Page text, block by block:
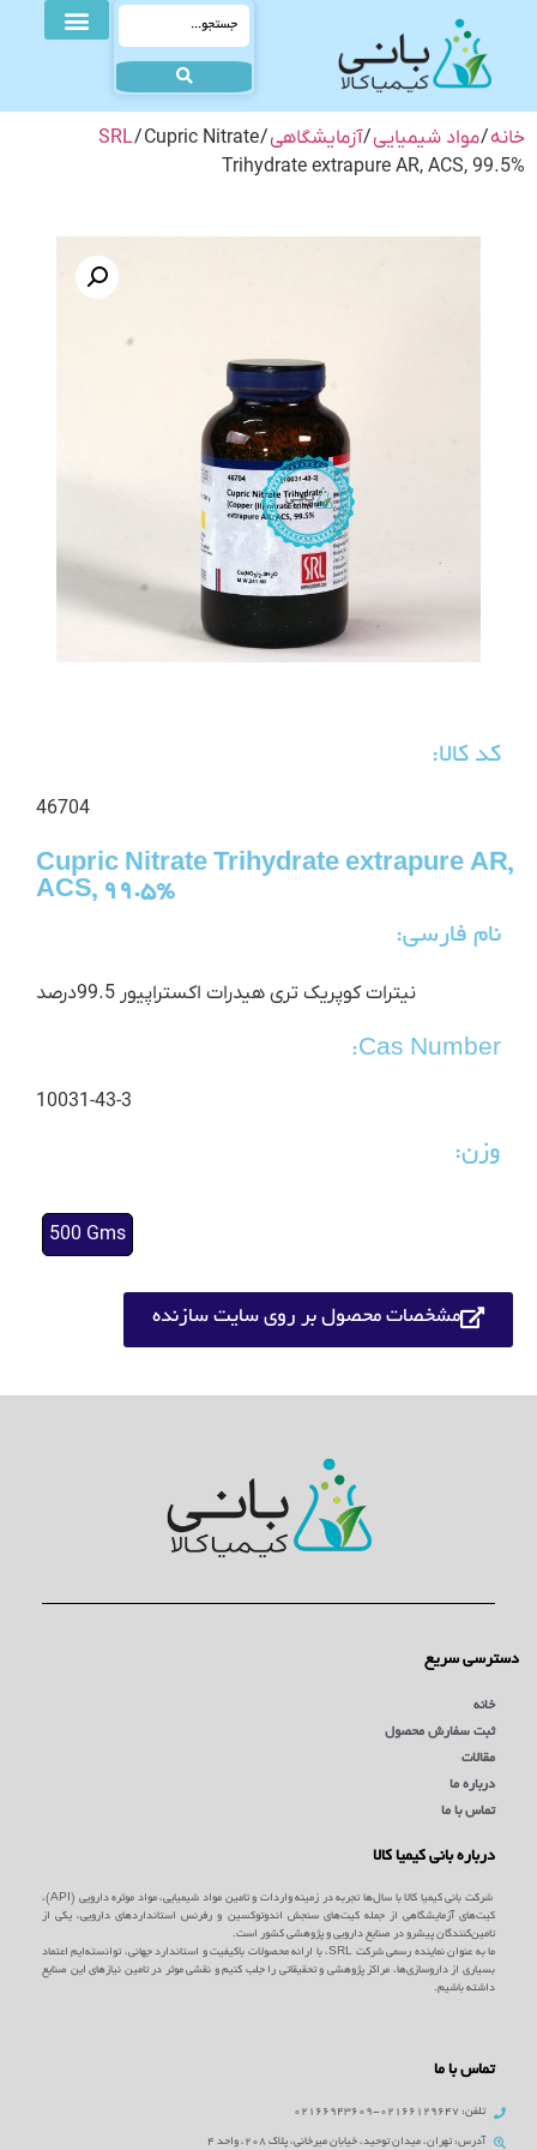
خانه/مواد شیمیایی/آزمایشگاهی/
SRL/ Cupric Nitrate
Trihydrate extrapure AR, ACS, 99.5%
کد کالا:
46704
Cupric Nitrate Trihydrate extrapure AR,
ACS, 99.5%
نام فارسی:
نیترات کوپریک تری هیدرات اکستراپیور 99.5درصد
Cas Number:
10031-43-3
وزن:
500 Gms
مشخصات محصول بر روی سایت سازنده
دسترسی سریع
خانه
ثبت سفارش محصول
مقالات
درباره ما
تماس با ما
درباره بانی کیمیا کالا
شرکت بانی کیمیا کالا با سال‌ها تجربه در زمینه واردات و تامین مواد شیمیایی، مواد موثره دارویی (API)،
کیت‌های آزمایشگاهی از جمله کیت‌های سنجش اندوتوکسین و رفرنس استانداردهای دارویی، یکی از
تامین‌کنندگان پیشرو در صنایع دارویی و پژوهشی کشور است.
ما به عنوان نماینده رسمی شرکت SRL، با ارائه محصولات باکیفیت و استاندارد جهانی، توانسته‌ایم اعتماد
بسیاری از داروسازی‌ها، مراکز پژوهشی و تحقیقاتی را جلب کنیم و نقشی موثر در تامین نیازهای این صنایع
داشته باشیم.
تماس با ما
تلفن: 02166129647-02166943609
آدرس: تهران، میدان توحید، خیابان میرخانی، پلاک 208، واحد 4